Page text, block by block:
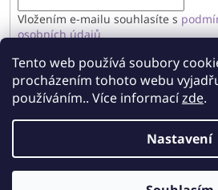
Tento web používá soubory
procházením tohoto webu
používáním.. Více informacízde.
Nastavení
Vložením e-mailu souhlasíte s
osobních údajů
PŘIHLÁSIT SE
Vytvořil